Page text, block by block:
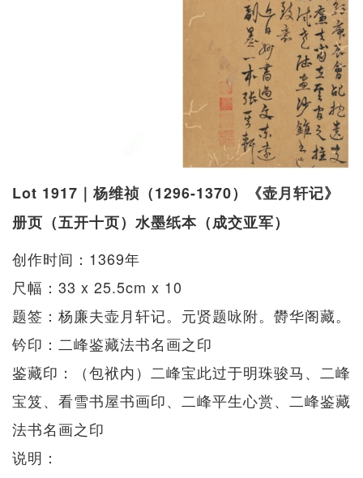
Lot 1917｜杨维祯（1296-1370）《壶月轩记》
册页（五开十页）水墨纸本（成交亚军）
创作时间：1369年
尺幅：33 x 25.5cm x 10
题签：杨廉夫壶月轩记。元贤题咏附。欎华阁藏。
钤印：二峰鉴藏法书名画之印
鉴藏印：（包袱内）二峰宝此过于明珠骏马、二峰
宝笈、看雪书屋书画印、二峰平生心赏、二峰鉴藏
法书名画之印
说明：